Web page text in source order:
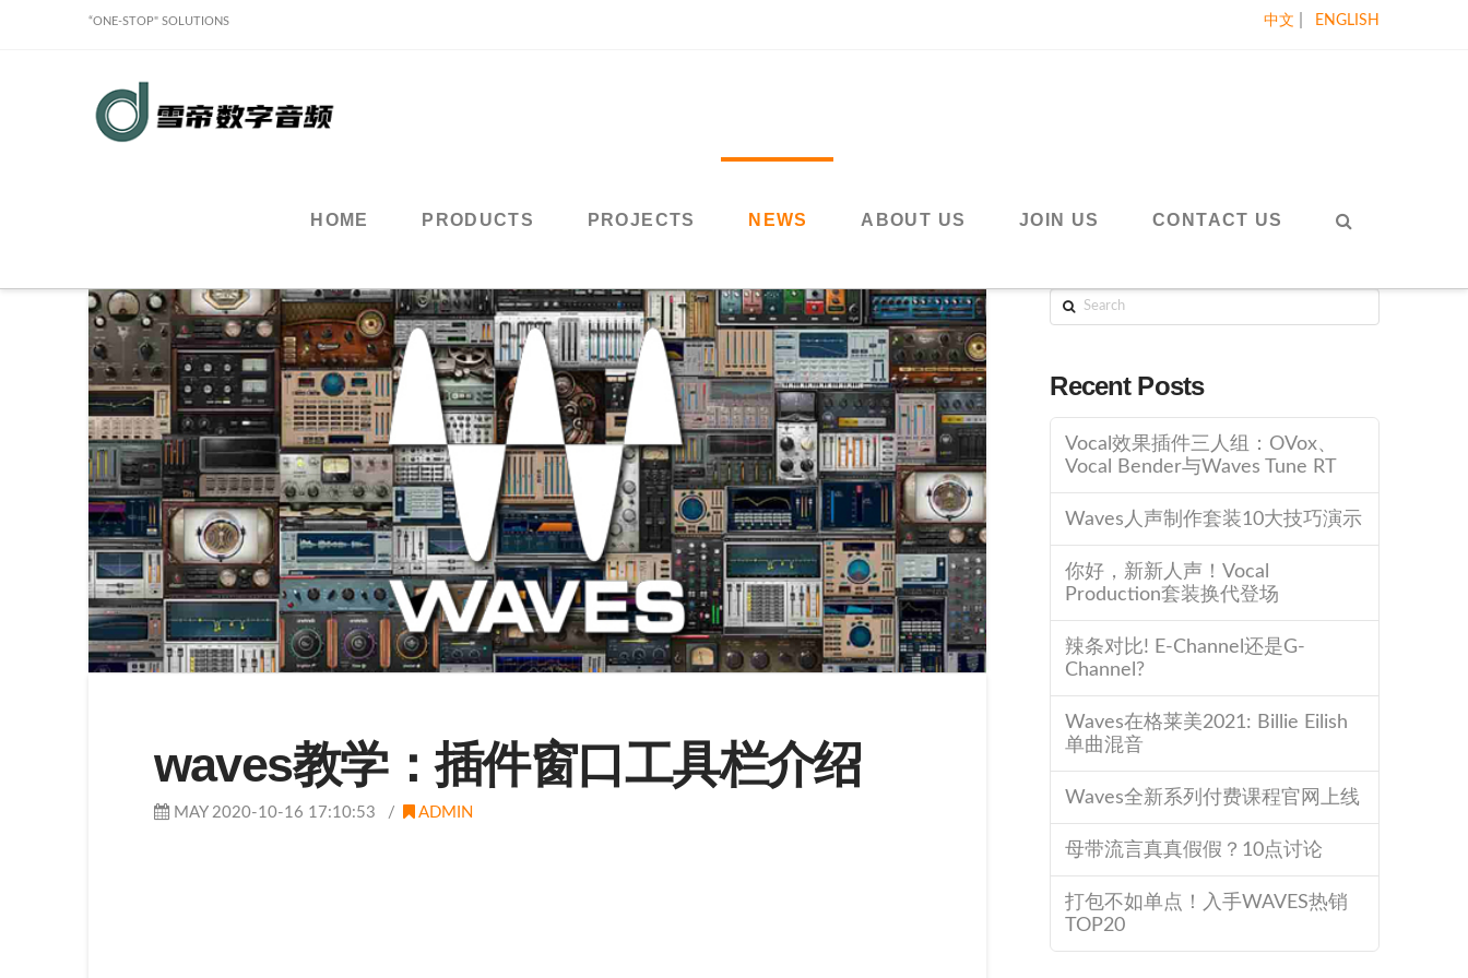
“ONE-STOP" SOLUTIONS 中文 ENGLISH
Sound
Classy
Holdings
Limited
HOME PRODUCTS PROJECTS NEWS ABOUT US JOIN US CONTACT US
waves教学：插件窗口工具栏介绍
MAY 2020-10-16 17:10:53 ADMIN
Search
Recent Posts
Vocal效果插件三人组：OVox、
Vocal Bender与Waves Tune RT
Waves人声制作套装10大技巧演示
你好，新新人声！Vocal
Production套装换代登场
辣条对比! E-Channel还是G-
Channel?
Waves在格莱美2021: Billie Eilish
单曲混音
Waves全新系列付费课程官网上线
母带流言真真假假？10点讨论
打包不如单点！入手WAVES热销
TOP20